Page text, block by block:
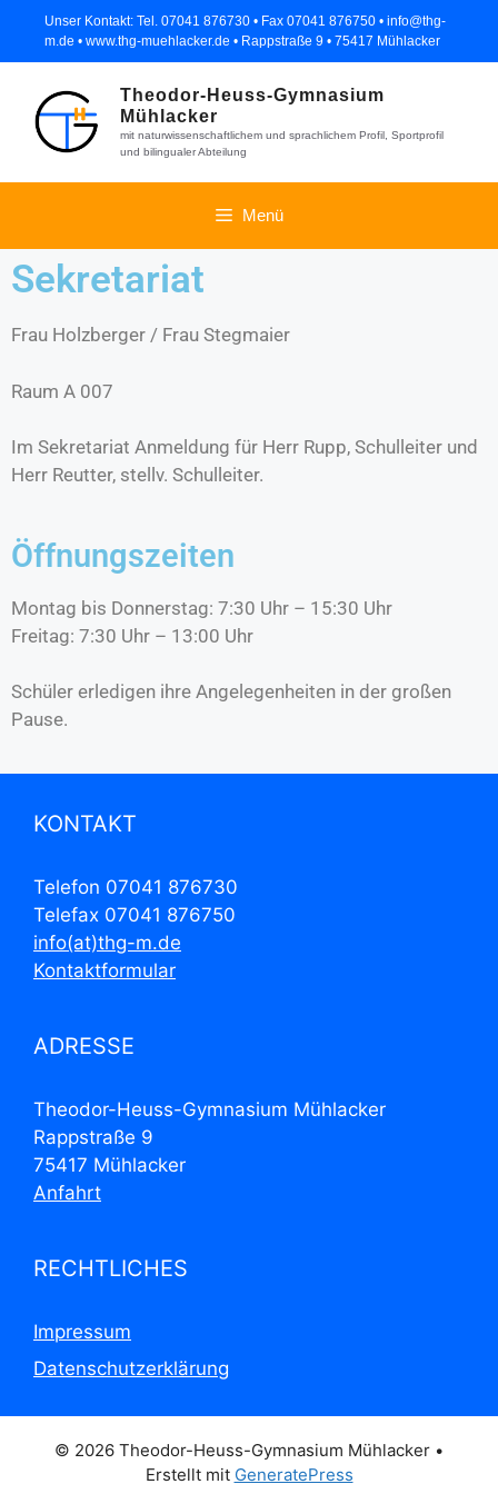
Unser Kontakt: Tel. 07041 876730 • Fax 07041 876750 • info@thg-
m.de • www.thg-muehlacker.de • Rappstraße 9 • 75417 Mühlacker
Theodor-Heuss-Gymnasium
Mühlacker
mit naturwissenschaftlichem und sprachlichem Profil, Sportprofil
und bilingualer Abteilung
Menü
Sekretariat
Frau Holzberger / Frau Stegmaier
Raum A 007
Im Sekretariat Anmeldung für Herr Rupp, Schulleiter und
Herr Reutter, stellv. Schulleiter.
Öffnungszeiten
Montag bis Donnerstag: 7:30 Uhr – 15:30 Uhr
Freitag: 7:30 Uhr – 13:00 Uhr
Schüler erledigen ihre Angelegenheiten in der großen
Pause.
KONTAKT
Telefon 07041 876730
Telefax 07041 876750
info(at)thg-m.de
Kontaktformular
ADRESSE
Theodor-Heuss-Gymnasium Mühlacker
Rappstraße 9
75417 Mühlacker
Anfahrt
RECHTLICHES
Impressum
Datenschutzerklärung
© 2026 Theodor-Heuss-Gymnasium Mühlacker •
Erstellt mit GeneratePress